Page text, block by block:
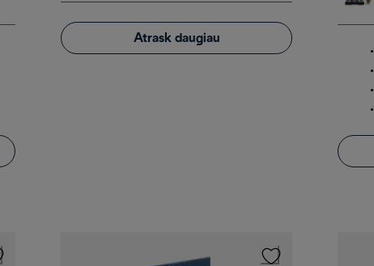
Atrask daugiau